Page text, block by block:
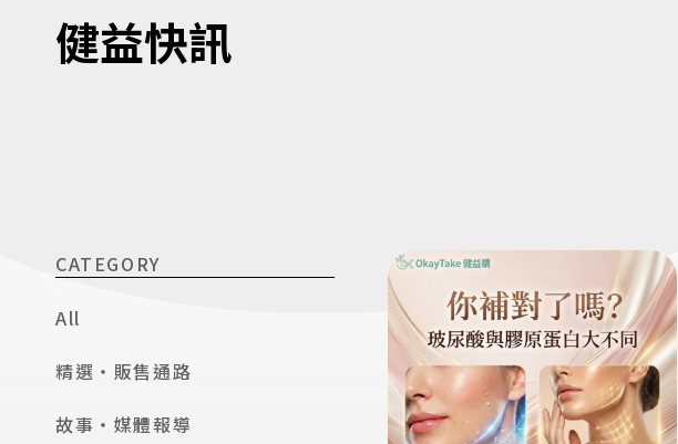
健益快訊
CATEGORY
All
精選・販售通路
故事・媒體報導